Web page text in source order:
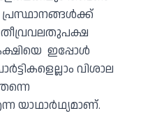
തീവ്രവലതുപക്ഷ
ഇപ്പോൾ
വിശാല
യാഥാർഥ്യമാണ്.